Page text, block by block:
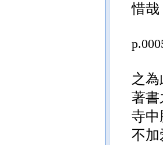
惜哉
之
著書
寺中
不加